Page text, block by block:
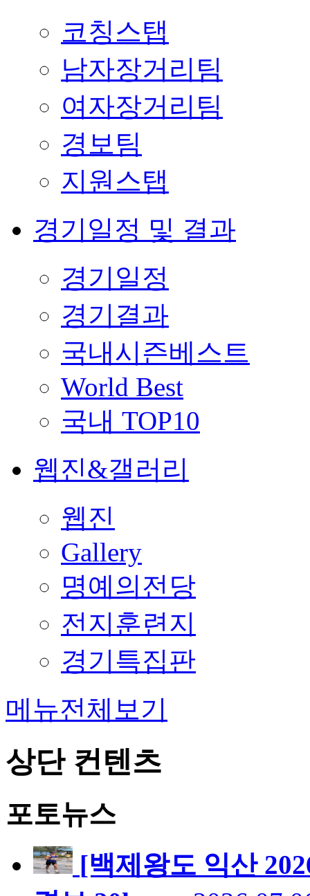
코칭스탭
남자장거리팀
여자장거리팀
경보팀
지원스탭
경기일정 및 결과
경기일정
경기결과
국내시즌베스트
World Best
국내 TOP10
웹진&갤러리
웹진
Gallery
명예의전당
전지훈련지
경기특집판
메뉴전체보기
상단 컨텐츠
포토뉴스
[백제왕도 익산